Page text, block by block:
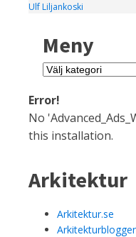
Ulf Liljankoski
Meny
Meny
Error!
No
this installation.
Arkitektur
Arkitektur.se